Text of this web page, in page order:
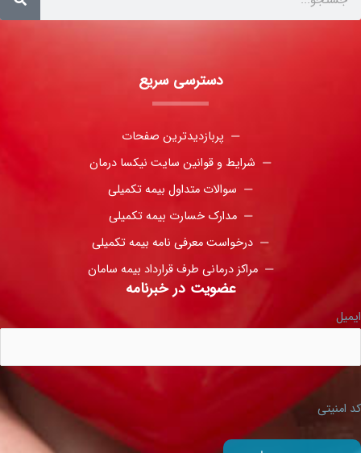
دسترسی سریع
پربازدیدترین صفحات
شرایط و قوانین سایت نیکسا درمان
سوالات متداول بیمه تکمیلی
مدارک خسارت بیمه تکمیلی
درخواست معرفی نامه بیمه تکمیلی
مراکز درمانی طرف قرارداد بیمه سامان
عضویت در خبرنامه
ایمیل
کد امنیتی